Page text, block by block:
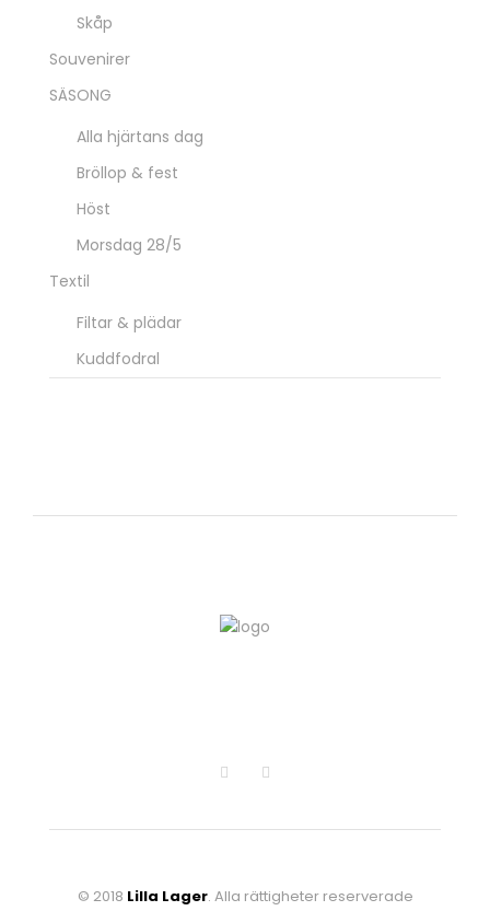
Skåp
Souvenirer
SÄSONG
Alla hjärtans dag
Bröllop & fest
Höst
Morsdag 28/5
Textil
Filtar & plädar
Kuddfodral
© 2018 Lilla Lager. Alla rättigheter reserverade